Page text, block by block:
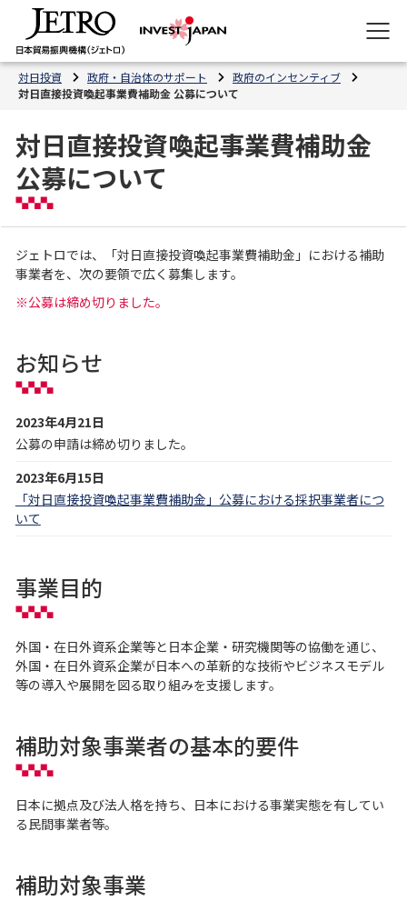
対日投資 政府・自治体のサポート
政府のインセンティブ
対日直接投資喚起事業費補助金 公募について
対日直接投資喚起事業費補助金
公募について
ジェトロでは、「対日直接投資喚起事業費補助金」における補助
事業者を、次の要領で広く募集します。
※公募は締め切りました。
お知らせ
2023年4月21日
公募の申請は締め切りました。
2023年6月15日
「対日直接投資喚起事業費補助金」公募における採択事業者につ
いて
事業目的
外国・在日外資系企業等と日本企業・研究機関等の協働を通じ、
外国・在日外資系企業が日本への革新的な技術やビジネスモデル
等の導入や展開を図る取り組みを支援します。
補助対象事業者の基本的要件
日本に拠点及び法人格を持ち、日本における事業実態を有してい
る民間事業者等。
補助対象事業